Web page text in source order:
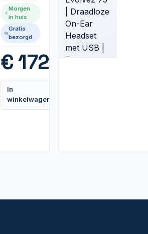
55
Link380c
Bluetooth
Headset
(ANC) |
USB-C
Dongle |
Oplaadstandaard
| Zwart
Morgen
in huis
Gratis
bezorgd
€172,99
In
winkelwagen